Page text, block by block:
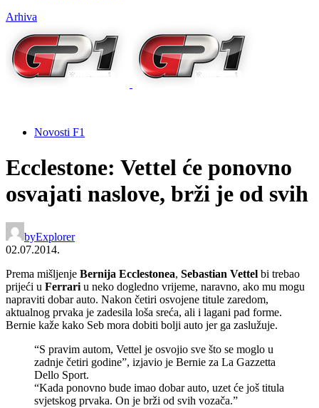
Arhiva
Novosti F1
Ecclestone: Vettel će ponovno
osvajati naslove, brži je od svih
byExplorer
02.07.2014.
Prema mišljenje Bernija Ecclestonea, Sebastian Vettel bi trebao
prijeći u Ferrari u neko dogledno vrijeme, naravno, ako mu mogu
napraviti dobar auto. Nakon četiri osvojene titule zaredom,
aktualnog prvaka je zadesila loša sreća, ali i lagani pad forme.
Bernie kaže kako Seb mora dobiti bolji auto jer ga zaslužuje.
“S pravim autom, Vettel je osvojio sve što se moglo u
zadnje četiri godine”, izjavio je Bernie za La Gazzetta
Dello Sport.
“Kada ponovno bude imao dobar auto, uzet će još titula
svjetskog prvaka. On je brži od svih vozača.”